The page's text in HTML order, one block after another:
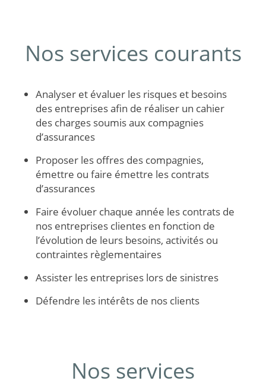
Nos services courants
Analyser et évaluer les risques et besoins
des entreprises afin de réaliser un cahier
des charges soumis aux compagnies
d’assurances
Proposer les offres des compagnies,
émettre ou faire émettre les contrats
d’assurances
Faire évoluer chaque année les contrats de
nos entreprises clientes en fonction de
l’évolution de leurs besoins, activités ou
contraintes règlementaires
Assister les entreprises lors de sinistres
Défendre les intérêts de nos clients
Nos services